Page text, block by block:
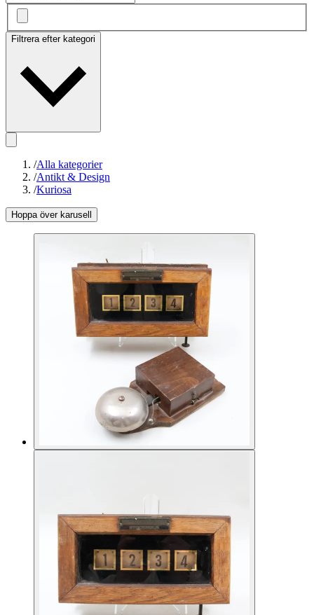
Filtrera efter kategori
/Alla kategorier
/Antikt & Design
/Kuriosa
Hoppa över karusell